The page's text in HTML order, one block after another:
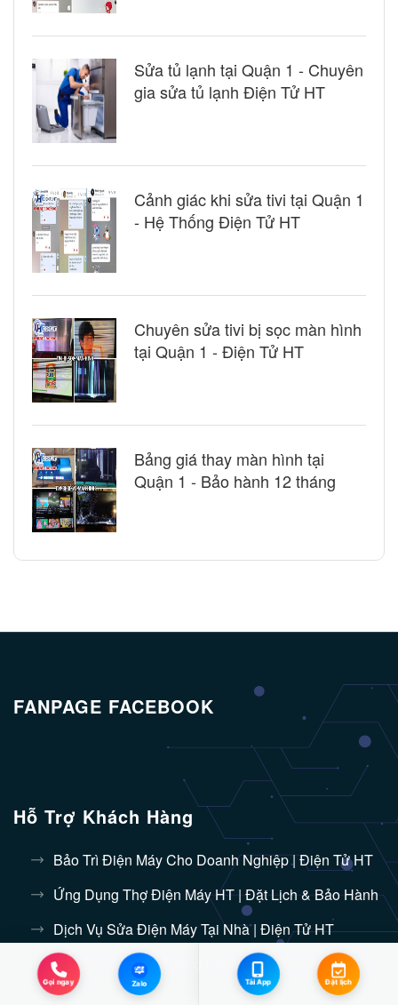
Sửa tủ lạnh tại Quận 1 - Chuyên
gia sửa tủ lạnh Điện Tử HT
Cảnh giác khi sửa tivi tại Quận 1
- Hệ Thống Điện Tử HT
Chuyên sửa tivi bị sọc màn hình
tại Quận 1 - Điện Tử HT
Bảng giá thay màn hình tại
Quận 1 - Bảo hành 12 tháng
FANPAGE FACEBOOK
Gọi ngay
Zalo
Zalo Tải App Đặt lịch
Hỗ Trợ Khách Hàng
Bảo Trì Điện Máy Cho Doanh Nghiệp | Điện Tử HT
Ứng Dụng Thợ Điện Máy HT | Đặt Lịch & Bảo Hành
Dịch Vụ Sửa Điện Máy Tại Nhà | Điện Tử HT
Điện Tử HT - Hệ Thống Chi Nhánh Phủ Sóng Toàn
Quốc